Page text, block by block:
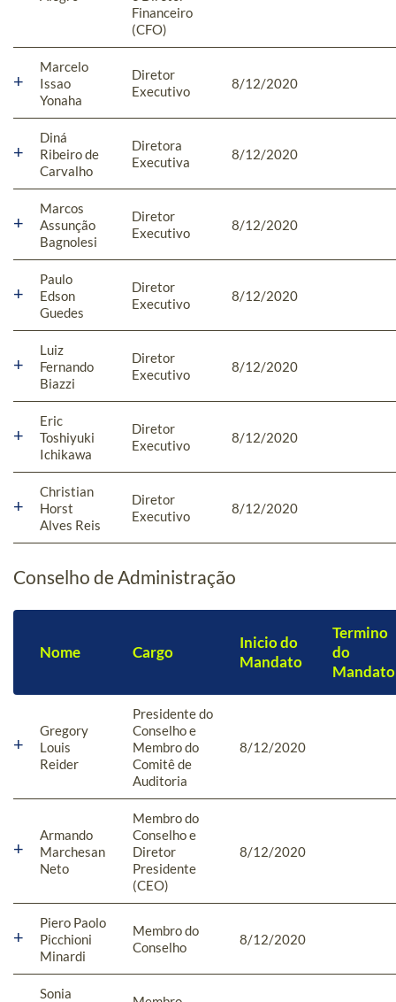
Financeiro
(CFO)
Marcelo
Issao
Yonaha
Diretor
Executivo
8/12/2020
Diná
Ribeiro de
Carvalho
Diretora
Executiva
8/12/2020
Marcos
Assunção
Bagnolesi
Diretor
Executivo
8/12/2020
Paulo
Edson
Guedes
Diretor
Executivo
8/12/2020
Luiz
Fernando
Biazzi
Diretor
Executivo
8/12/2020
Eric
Toshiyuki
Ichikawa
Diretor
Executivo
8/12/2020
Christian
Horst
Alves Reis
Diretor
Executivo
8/12/2020
Conselho de Administração
Nome Cargo
Inicio do
Mandato
Termino
do
Mandato
Gregory
Louis
Reider
Presidente do
Conselho e
Membro do
Comitê de
Auditoria
8/12/2020
Armando
Marchesan
Neto
Membro do
Conselho e
Diretor
Presidente
(CEO)
8/12/2020
Piero Paolo
Picchioni
Minardi
Membro do
Conselho
8/12/2020
Sonia